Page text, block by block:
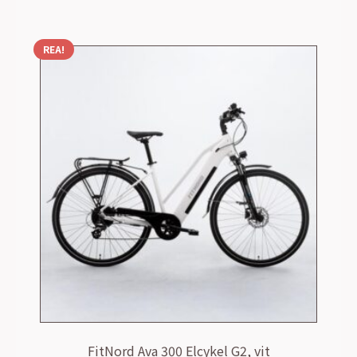
REA!
FitNord Ava 300 Elcykel G2, vit